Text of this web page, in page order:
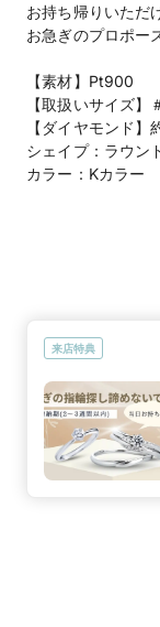
お持ち帰りいただ
お急ぎのプロポー
【素材】Pt900
【取扱いサイズ】
【ダイヤモンド】
シェイプ：ラウン
カラー：Kカラー
来店特典